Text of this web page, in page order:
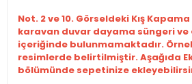
Not. 2 ve 10. Görseldeki Kış
karavan duvar dayama süngeri
içeriğinde bulunmamaktadır.
resimlerde belirtilmiştir. Aşağıda
bölümünde sepetinize